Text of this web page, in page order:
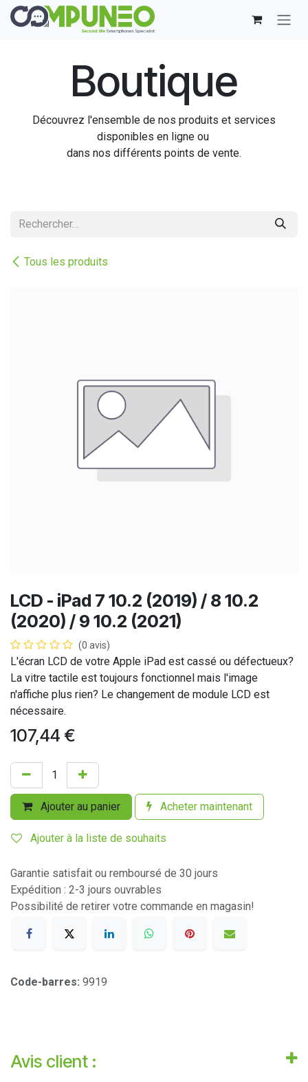
Se rendre au contenu
Boutique
Découvrez l'ensemble de nos produits et services
disponibles en ligne ou
dans nos différents points de vente.
Tous les produits
LCD - iPad 7 10.2 (2019) / 8 10.2
(2020) / 9 10.2 (2021)
(0 avis)
L'écran LCD de votre Apple iPad est cassé ou défectueux?
La vitre tactile est toujours fonctionnel mais l'image
n'affiche plus rien? Le changement de module LCD est
nécessaire.
107,44 €
Ajouter au panier Acheter maintenant
Ajouter à la liste de souhaits
Garantie satisfait ou remboursé de 30 jours
Expédition : 2-3 jours ouvrables
Possibilité de retirer votre commande en magasin!
Code-barres: 9919
Avis client :